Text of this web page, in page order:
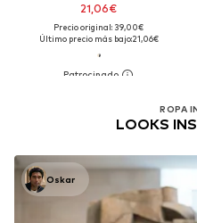
21,06€
Precio original: 39,00€
Último precio más bajo:21,06€
ROPA
LOOKS
Oskar